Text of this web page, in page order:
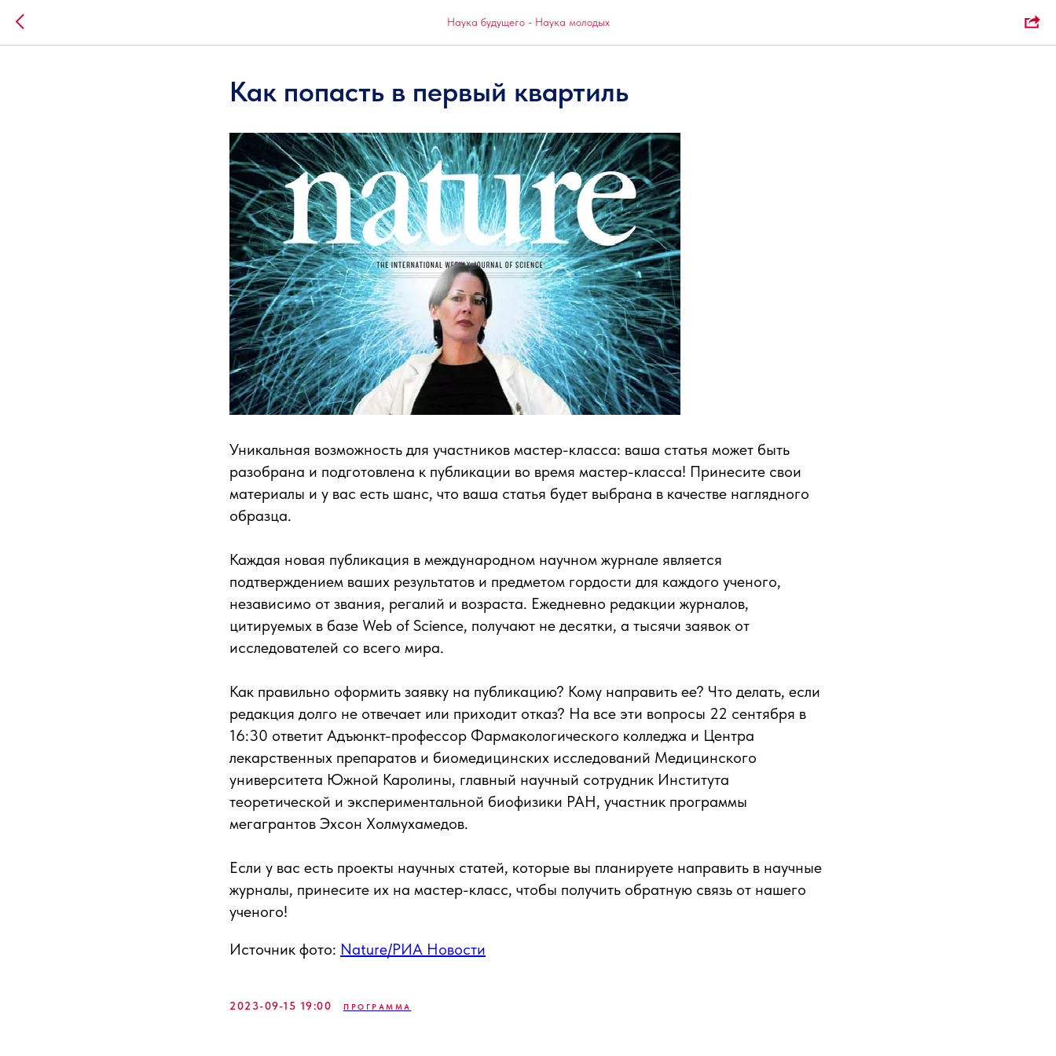
Наука будущего - Наука молодых
Как попасть в первый квартиль
Уникальная возможность для участников мастер-класса: ваша статья может быть
разобрана и подготовлена к публикации во время мастер-класса! Принесите свои
материалы и у вас есть шанс, что ваша статья будет выбрана в качестве наглядного
образца.
Каждая новая публикация в международном научном журнале является
подтверждением ваших результатов и предметом гордости для каждого ученого,
независимо от звания, регалий и возраста. Ежедневно редакции журналов,
цитируемых в базе Web of Science, получают не десятки, а тысячи заявок от
исследователей со всего мира.
Как правильно оформить заявку на публикацию? Кому направить ее? Что делать, если
редакция долго не отвечает или приходит отказ? На все эти вопросы 22 сентября в
16:30 ответит Адъюнкт-профессор Фармакологического колледжа и Центра
лекарственных препаратов и биомедицинских исследований Медицинского
университета Южной Каролины, главный научный сотрудник Института
теоретической и экспериментальной биофизики РАН, участник программы
мегагрантов Эхсон Холмухамедов.
Если у вас есть проекты научных статей, которые вы планируете направить в научные
журналы, принесите их на мастер-класс, чтобы получить обратную связь от нашего
ученого!
Источник фото: Nature/РИА Новости
2023-09-15 19:00 ПРОГРАММА